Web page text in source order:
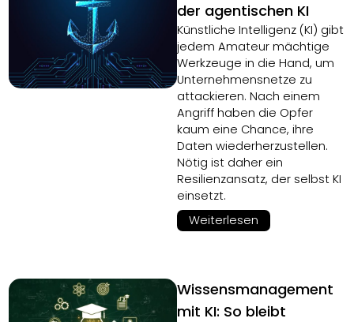
der agentischen KI
Künstliche Intelligenz (KI) gibt
jedem Amateur mächtige
Werkzeuge in die Hand, um
Unternehmensnetze zu
attackieren. Nach einem
Angriff haben die Opfer
kaum eine Chance, ihre
Daten wiederherzustellen.
Nötig ist daher ein
Resilienzansatz, der selbst KI
einsetzt.
Weiterlesen
Wissensmanagement
mit KI: So bleibt